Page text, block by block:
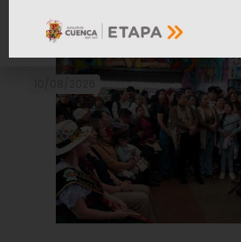
Articulos relacionados